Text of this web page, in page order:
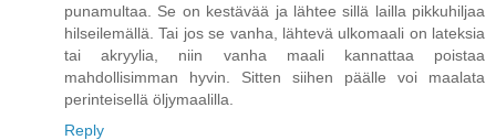
punamultaa. Se on kestävää ja lähtee sillä lailla pikkuhiljaa
hilseilemällä. Tai jos se vanha, lähtevä ulkomaali on lateksia
tai akryylia, niin vanha maali kannattaa poistaa
mahdollisimman hyvin. Sitten siihen päälle voi maalata
perinteisellä öljymaalilla.
Reply